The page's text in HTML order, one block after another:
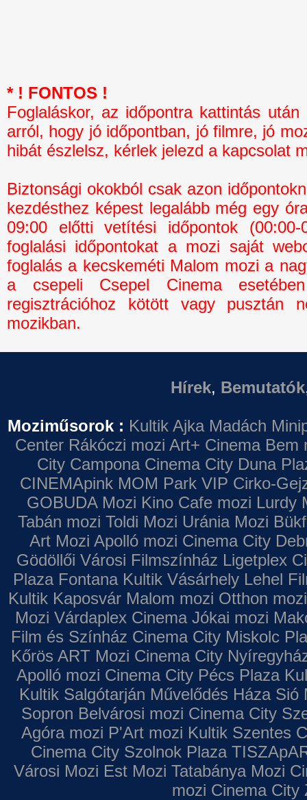
* ! FONTOS !
Foglaláskor, az időpontra kattintás
arról, hogy jó időpontban, jó filmre, jó
hibát észlelsz, kérlek jelezd a kapcsolat
Biztonsági okokból csak azon
kezdésthez képest legalább még egy
09:00 előtti vetítési időpontok
foglalási időpontokat a mozi saját
foglalás a kecskeméti Malom mozi a
a csepeli Csepel Cinema
regisztrációhoz kötött vagy pusztán
mozikban.
Hírek, Bemutatók
Moziműsorok : Kultik Ajka Madách
Center Rákóczi mozi Art+ Cinema Bem
City Campona Cinema City Duna
CINEMApink MOM Park VIP Cirko-
GOBUDA Mozi Kino Cafe mozi Lurdy
Tabán mozi Toldi Mozi Uránia Mozi
Art Mozi Apolló mozi Cinema City
Gödöllői Városi Filmszínház Ligetplex
Plaza Fontana Kultik Vásárhely Lehel
Kultik Kaposvár Malom mozi Otthon mozi
Mozi Várdaplex Cinema Jókai mozi
Film és Színház Cinema City Miskolc
Kőrös ART Mozi Cinema City
Apolló mozi Cinema City Pécs Plaza
Kultik Salgótarján Művelődés Háza Sió
Sopron Belvárosi mozi Cinema City
Agóra mozi P'Art mozi Kultik Szentes
Cinema City Szolnok Plaza
Városi Mozi Est Mozi Tatabánya Mozi
mozi Cinema City